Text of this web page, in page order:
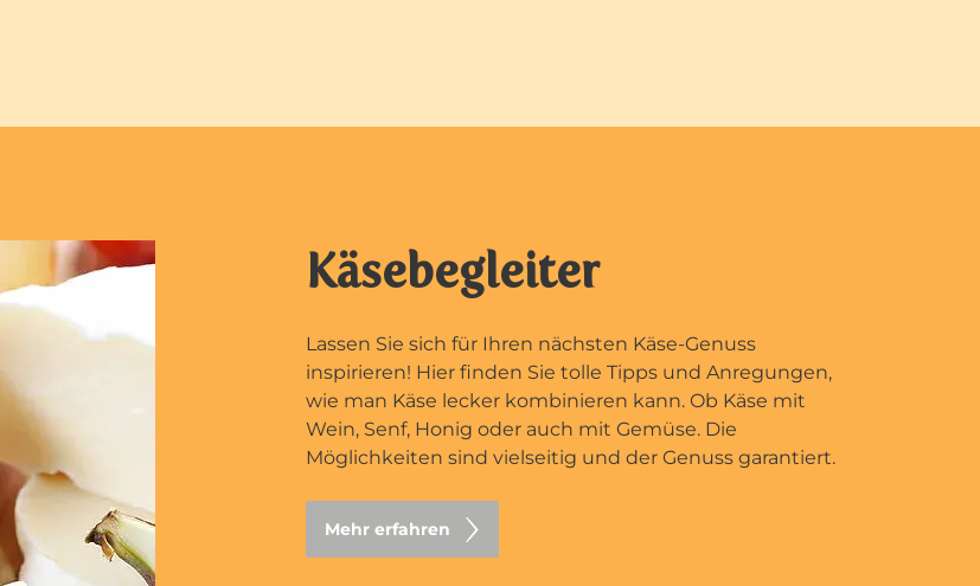
Käsebegleiter
Lassen Sie sich für Ihren nächsten Käse-Genuss
inspirieren! Hier finden Sie tolle Tipps und Anregungen,
wie man Käse lecker kombinieren kann. Ob Käse mit
Wein, Senf, Honig oder auch mit Gemüse. Die
Möglichkeiten sind vielseitig und der Genuss garantiert.
Mehr erfahren